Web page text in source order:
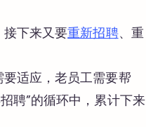
接下来又要重新招聘、重
适应，老员工需要帮
聘”的循环中，累计下来